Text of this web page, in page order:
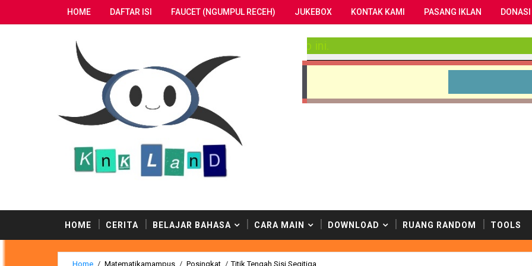
HOME DAFTAR ISI FAUCET (NGUMPUL RECEH) JUKEBOX KONTAK KAMI PASANG IKLAN DONASI
ratusan postingan berbahaya dari penulis-penulis kami. Selamat menikmati situs yang hidup ini.
HOME CERITA BELAJAR BAHASA CARA MAIN DOWNLOAD RUANG RANDOM TOOLS
Home / Matematikamampus / Posingkat / Titik Tengah Sisi Segitiga